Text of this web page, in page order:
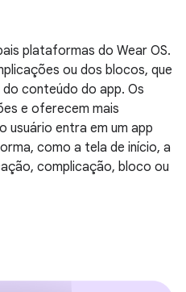
plataformas do Wear OS.
ou dos blocos, que
conteúdo do app. Os
e oferecem mais
usuário entra em um app
como a tela de início, a
complicação, bloco ou